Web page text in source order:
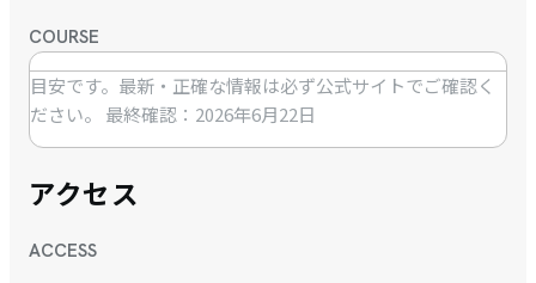
COURSE
目安です。最新・正確な情報は必ず公式サイトでご確認く
ださい。
最終確認：2026年6月22日
アクセス
ACCESS